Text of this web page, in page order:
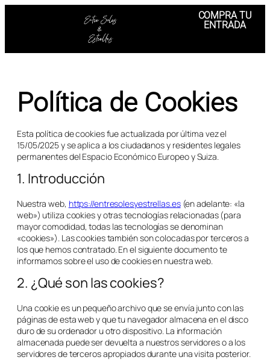
COMPRA TU
ENTRADA
Política de Cookies
Esta política de cookies fue actualizada por última vez el
15/05/2025 y se aplica a los ciudadanos y residentes legales
permanentes del Espacio Económico Europeo y Suiza.
1. Introducción
Nuestra web, https://entresolesyestrellas.es(en adelante: «la
web») utiliza cookies y otras tecnologías relacionadas (para
mayor comodidad, todas las tecnologías se denominan
«cookies»). Las cookies también son colocadas por terceros a
los que hemos contratado. En el siguiente documento te
informamos sobre el uso de cookies en nuestra web.
2. ¿Qué son las cookies?
Una cookie es un pequeño archivo que se envía junto con las
páginas de esta web y que tu navegador almacena en el disco
duro de su ordenador u otro dispositivo. La información
almacenada puede ser devuelta a nuestros servidores o a los
servidores de terceros apropiados durante una visita posterior.